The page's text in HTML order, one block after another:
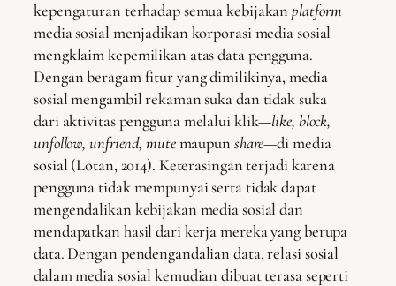
kepengaturan terhadap semua kebijakanplatform
media sosial menjadikan korporasi media sosial
mengklaim kepemilikan atas data pengguna.
Dengan beragam fitur yang dimilikinya, media
sosial mengambil rekaman suka dan tidak suka
dari aktivitas pengguna melalui klik—like, block,
unfollow, unfriend, mutemaupun share—di media
sosial (Lotan, 2014). Keterasingan terjadi karena
pengguna tidak mempunyai serta tidak dapat
mengendalikan kebijakan media sosial dan
mendapatkan hasil dari kerja mereka yang berupa
data. Dengan pendengandalian data, relasi sosial
dalam media sosial kemudian dibuat terasa seperti